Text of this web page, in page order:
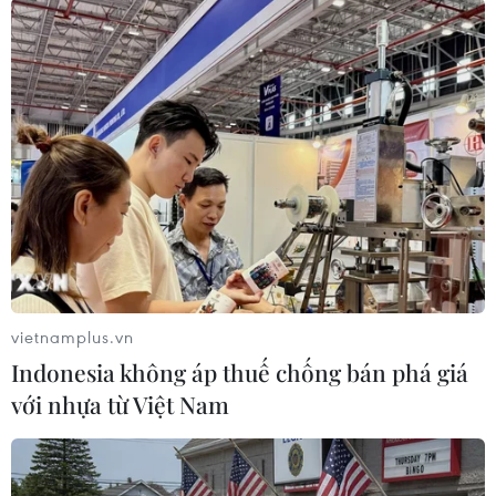
trình chế biến và bảo quản nhằm phòng ngừa
các vụ ngộ độc thực phẩm tập thể./.
Gia Lai: Kiểm tra đột xuất
sau phản ánh khách du
lịch bị ngộ độc thực phẩm
Sáng 10/6, Đoàn kiểm tra chuyên
ngành về an toàn thực phẩm của
Sở Y tế tỉnh Gia Lai đã kiểm tra
đột xuất cơ sở kinh doanh dịch vụ
ăn uống thuộc Khách sạn Hải Âu.
vietnamplus.vn
Indonesia không áp thuế chống bán phá giá
với nhựa từ Việt Nam